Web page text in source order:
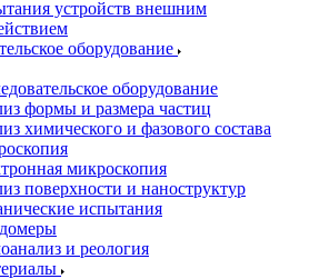
устройств внешним
оборудование
оборудование
формы и размера частиц
химического и фазового состава
микроскопия
поверхности и наноструктур
испытания
и реология